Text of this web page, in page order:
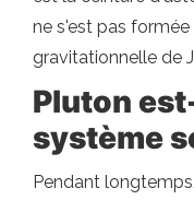
ne s'est pas
gravitationnelle de
Pluton
système
Pendant